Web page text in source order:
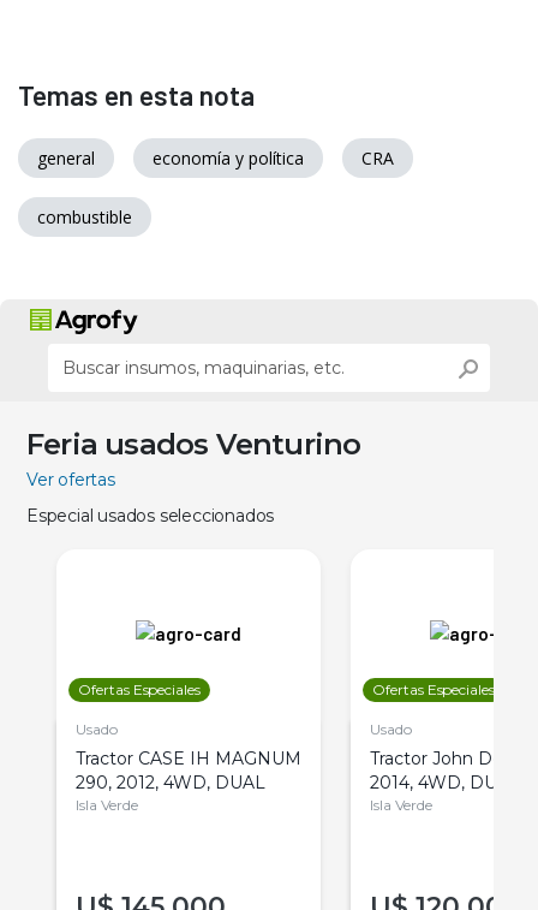
Temas en esta nota
general economía y política CRA
combustible
Feria usados Venturino
Ver ofertas
Especial usados seleccionados
Ofertas Especiales
Usado
Tractor CASE IH MAGNUM
290, 2012, 4WD, DUAL
Isla Verde
Ofertas Especiales
Usado
Tractor John Deere
2014, 4WD, DUAL
Isla Verde